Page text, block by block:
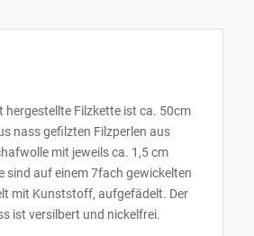
hergestellte Filzkette ist ca. 50cm
nass gefilzten Filzperlen aus
mit jeweils ca. 1,5 cm
sind auf einem 7fach gewickelten
mit Kunststoff, aufgefädelt. Der
ist versilbert und nickelfrei.